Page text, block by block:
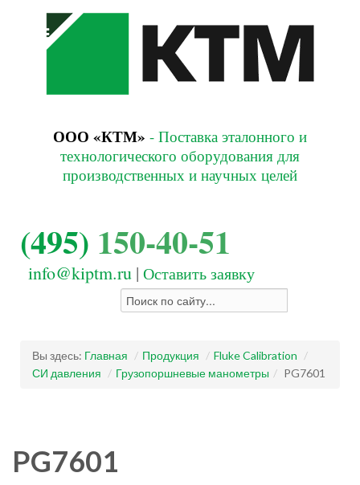
ООО «КТМ» - Поставка эталонного и
технологического оборудования для
производственных и научных целей
(495) 150-40-51
info@kiptm.ru | Оставить заявку
Вы здесь: Главная / Продукция / Fluke Calibration /
СИ давления / Грузопоршневые манометры / PG7601
PG7601